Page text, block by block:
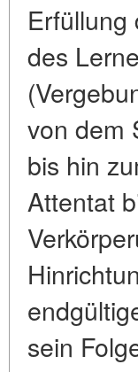
Erfüllung
des
von dem
bis hin
Attentat
sein